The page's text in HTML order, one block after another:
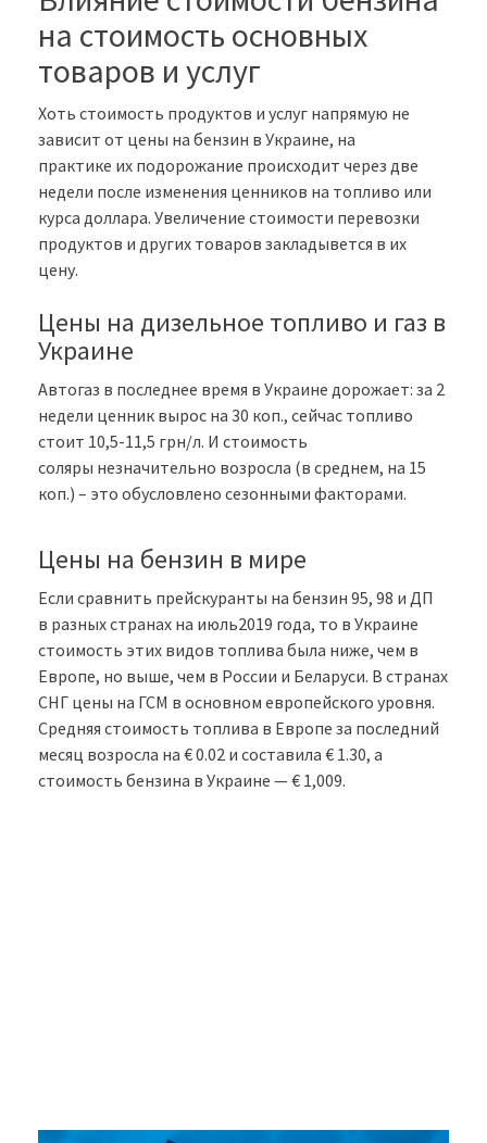
на стоимость основных
товаров и услуг
Хоть стоимость продуктов и услуг напрямую не
зависит от цены на бензин в Украине, на
практике их подорожание происходит через две
недели после изменения ценников на топливо или
курса доллара. Увеличение стоимости перевозки
продуктов и других товаров закладывется в их
цену.
Цены на дизельное топливо и газ в
Украине
Автогаз в последнее время в Украине дорожает: за 2
недели ценник вырос на 30 коп., сейчас топливо
стоит 10,5-11,5 грн/л. И стоимость
соляры незначительно возросла (в среднем, на 15
коп.) – это обусловлено сезонными факторами.
Цены на бензин в мире
Если сравнить прейскуранты на бензин 95, 98 и ДП
в разных странах на июль2019 года, то в Украине
стоимость этих видов топлива была ниже, чем в
Европе, но выше, чем в России и Беларуси. В странах
СНГ цены на ГСМ в основном европейского уровня.
Средняя стоимость топлива в Европе за последний
месяц возросла на € 0.02 и составила € 1.30, а
стоимость бензина в Украине — € 1,009.